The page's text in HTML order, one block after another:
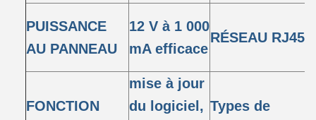
PUISSANCE
AU PANNEAU
12 V à 1 000
mA efficace
RÉSEAU RJ45
FONCTION
mise à jour
du logiciel, Types de